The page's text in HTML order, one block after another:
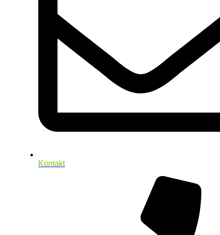
Kontakt